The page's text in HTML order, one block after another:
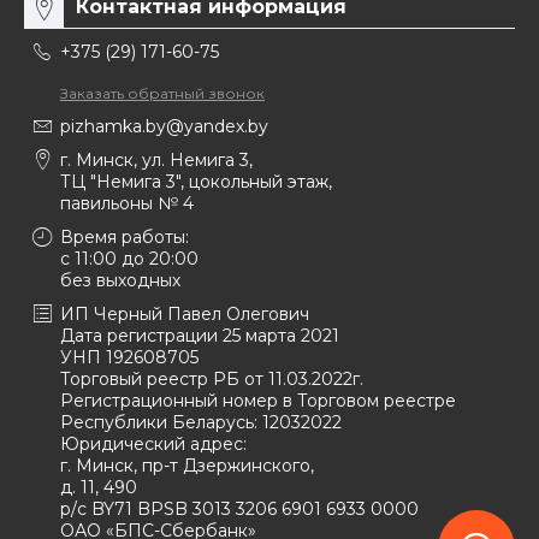
Плюсы покупки у нас
У нас возможно купить кигуруми для взрослых в Минске
большой ассортимент домашних костюмов. Наша
компания доставляет товары по столице (курьером,
почтой) и по всей Беларуси (почтой).
Контактная информация
+375 (29) 171-60-75
Заказать обратный звонок
pizhamka.by@yandex.by
г. Минск, ул. Немига 3,
ТЦ "Немига 3", цокольный этаж,
павильоны № 4
Время работы:
c 11:00 до 20:00
без выходных
ИП Черный Павел Олегович
Дата регистрации 25 марта 2021
УНП 192608705
Торговый реестр РБ от 11.03.2022г.
Регистрационный номер в Торговом реестре
Республики Беларусь: 12032022
Юридический адрес:
г. Минск, пр-т Дзержинского,
д. 11, 490
р/с BY71 BPSB 3013 3206 6901 6933 0000
ОАО «БПС-Сбербанк»